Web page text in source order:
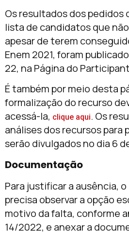
Os resultados dos pedidos
lista de candidatos que
apesar de terem
Enem 2021, foram
22, na Página do
É também por meio desta
formalização do recurso
acessá-la, clique aqui. Os
análises dos recursos para
serão divulgados no dia 6
Documentação
Para justificar a ausência,
precisa observar a opção
motivo da falta, conforme
14/2022, e anexar a